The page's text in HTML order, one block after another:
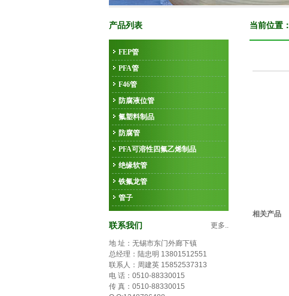
产品列表
FEP管
PFA管
F46管
防腐液位管
氟塑料制品
防腐管
PFA可溶性四氟乙烯制品
绝缘软管
铁氟龙管
管子
联系我们 更多..
地 址：无锡市东门外廊下镇
总经理：陆忠明 13801512551
联系人：周建英 15852537313
电 话：0510-88330015
传 真：0510-88330015
当前位置：
相关产品